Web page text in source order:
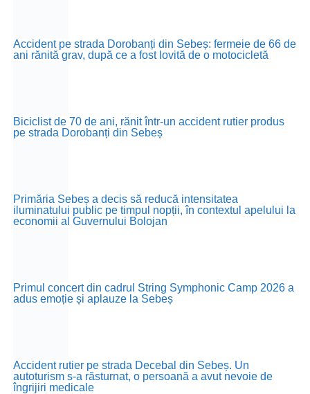
Accident pe strada Dorobanți din Sebeș: fermeie de 66 de
ani rănită grav, după ce a fost lovită de o motocicletă
Biciclist de 70 de ani, rănit într-un accident rutier produs
pe strada Dorobanți din Sebeș
Primăria Sebeș a decis să reducă intensitatea
iluminatului public pe timpul nopții, în contextul apelului la
economii al Guvernului Bolojan
Primul concert din cadrul String Symphonic Camp 2026 a
adus emoție și aplauze la Sebeș
Accident rutier pe strada Decebal din Sebeș. Un
autoturism s-a răsturnat, o persoană a avut nevoie de
îngrijiri medicale